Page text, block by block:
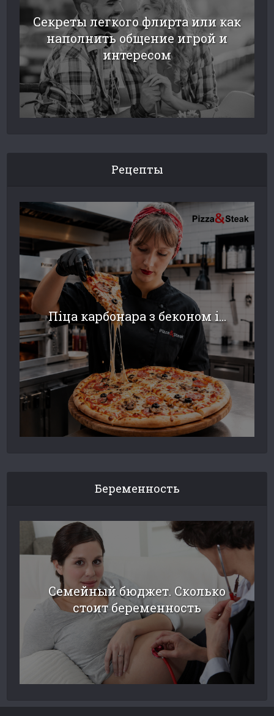
Секреты легкого флирта или как
наполнить общение игрой и
интересом
Рецепты
Піца карбонара з беконом і...
Беременность
Семейный бюджет. Сколько
стоит беременность